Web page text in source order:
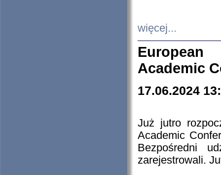
więcej...
European
Academic
17.06.2024
Już jutro
Academic
Bezpośredni
zarejestrowali.